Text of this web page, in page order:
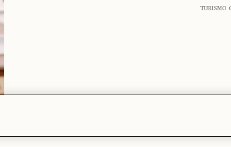
TURISMO